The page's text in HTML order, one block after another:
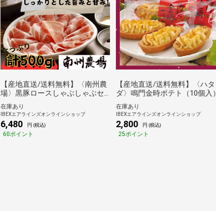
【産地直送/送料無料】〈南州農
場〉黒豚ロースしゃぶしゃぶセ
ット
在庫あり
IBEXエアラインズオンラインショップ
6,480 円 (税込)
60ポイント
【産地直送/送料無料】〈ハタ
ダ〉鳴門金時ポテト（10個入）
在庫あり
IBEXエアラインズオンラインショップ
2,800 円 (税込)
25ポイント